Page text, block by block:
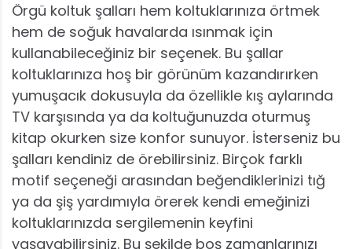
Örgü koltuk şalları hem koltuklarınıza örtmek
hem de soğuk havalarda ısınmak için
kullanabileceğiniz bir seçenek. Bu şallar
koltuklarınıza hoş bir görünüm kazandırırken
yumuşacık dokusuyla da özellikle kış aylarında
TV karşısında ya da koltuğunuzda oturmuş
kitap okurken size konfor sunuyor. İsterseniz bu
şalları kendiniz de örebilirsiniz. Birçok farklı
motif seçeneği arasından beğendiklerinizi tığ
ya da şiş yardımıyla örerek kendi emeğinizi
koltuklarınızda sergilemenin keyfini
yaşayabilirsiniz. Bu şekilde boş zamanlarınızı